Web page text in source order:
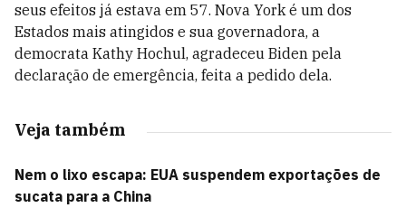
seus efeitos já estava em 57. Nova York é um dos
Estados mais atingidos e sua governadora, a
democrata Kathy Hochul, agradeceu Biden pela
declaração de emergência, feita a pedido dela.
Veja também
Nem o lixo escapa: EUA suspendem exportações de
sucata para a China